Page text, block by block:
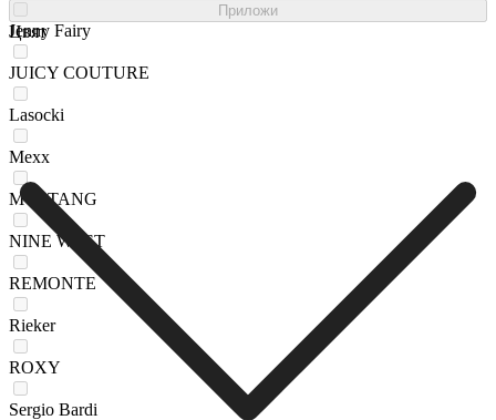
Jenny Fairy
JUICY COUTURE
Lasocki
Mexx
MUSTANG
NINE WEST
REMONTE
Rieker
ROXY
Sergio Bardi
Приложи
Цвят